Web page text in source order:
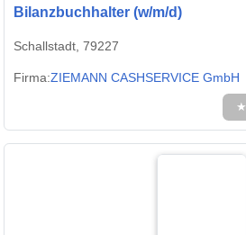
Bilanzbuchhalter (w/m/d)
Schallstadt, 79227
Firma:ZIEMANN CASHSERVICE GmbH
★